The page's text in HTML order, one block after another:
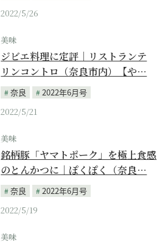
2022/5/26
美味
ジビエ料理に定評｜リストランテ
リンコントロ（奈良市内）【や…
奈良
2022年6月号
2022/5/21
美味
銘柄豚「ヤマトポーク」を極上食感
のとんかつに｜ぽくぽく（奈良…
奈良
2022年6月号
2022/5/19
美味